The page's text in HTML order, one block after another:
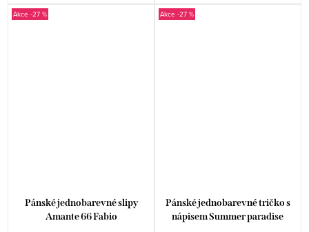
-27 %
Pánské jednobarevné slipy
Amante 66 Fabio
-27 %
Pánské jednobarevné tričko s
nápisem Summer paradise